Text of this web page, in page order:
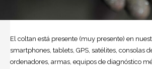
El coltan está presente (muy presente) en
smartphones, tablets, GPS, satélites, consolas
ordenadores, armas, equipos de diagnóstico